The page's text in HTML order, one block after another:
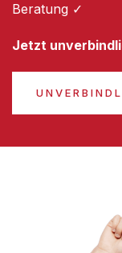
Beratung ✓
Jetzt